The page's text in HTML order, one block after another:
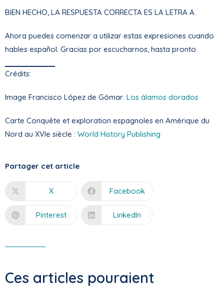
BIEN HECHO, LA RESPUESTA CORRECTA ES LA LETRA A.
Ahora puedes comenzar a utilizar estas expresiones cuando
hables español. Gracias por escucharnos, hasta pronto.
Crédits:
Image Francisco López de Gómar: Los álamos dorados
Carte Conquête et exploration espagnoles en Amérique du
Nord au XVIe siècle : World History Publishing
Partager cet article
X Facebook
Pinterest LinkedIn
Ces articles pouraient